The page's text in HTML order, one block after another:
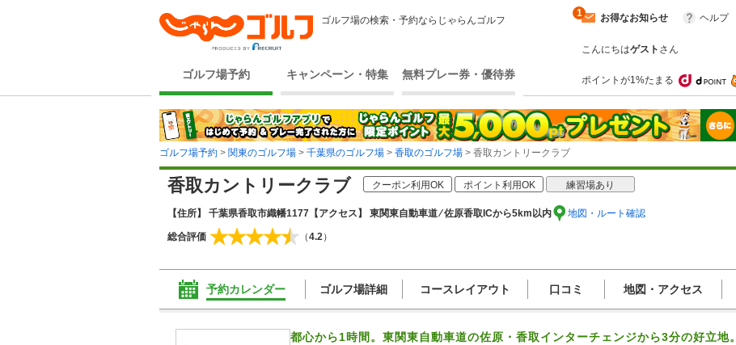
ゴルフ場の検索・予約ならじゃらんゴルフ
ゴルフ場予約 キャンペーン・特集 無料プレー券・優待券
お得なお知らせ
1 ヘルプ
こんにちはゲスト さん
ポイントが1%たまる
ゴルフ場予約 > 関東のゴルフ場 > 千葉県のゴルフ場 > 香取のゴルフ場 > 香取カントリークラブ
香取カントリークラブ クーポン利用OK ポイント利用OK 練習場あり
【住所】 千葉県香取市織幡1177 【アクセス】 東関東自動車道 ⁄ 佐原香取ICから5km以内 地図・ルート確認
総合評価 （4.2）
予約カレンダー ゴルフ場詳細 コースレイアウト 口コミ 地図・アクセス
都心から1時間。東関東自動車道の佐原・香取インターチェンジから3分の好立地。